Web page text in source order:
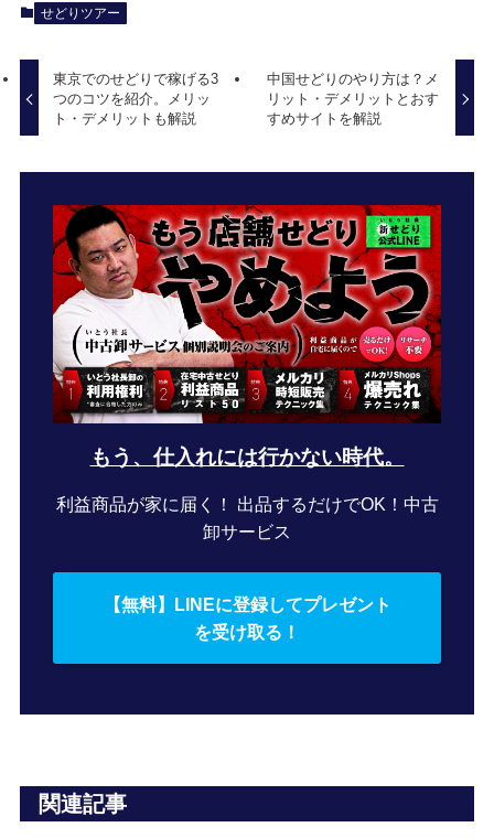
せどりツアー
東京でのせどりで稼げる3
つのコツを紹介。メリッ
ト・デメリットも解説
中国せどりのやり方は？メ
リット・デメリットとおす
すめサイトを解説
もう、仕入れには行かない時代。
利益商品が家に届く！ 出品するだけでOK！中古
卸サービス
【無料】LINEに登録してプレゼント
を受け取る！
関連記事